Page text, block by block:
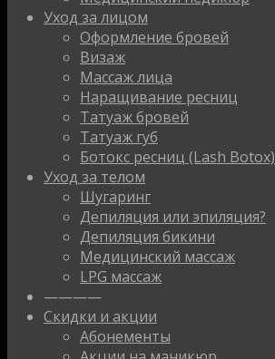
Уход за лицом
Оформление бровей
Визаж
Массаж лица
Наращивание ресниц
Татуаж бровей
Татуаж губ
Ботокс ресниц (Lash Botox)
Уход за телом
Шугаринг
Депиляция или эпиляция?
Депиляция бикини
Медицинский массаж
LPG массаж
————
Скидки и акции
Абонементы